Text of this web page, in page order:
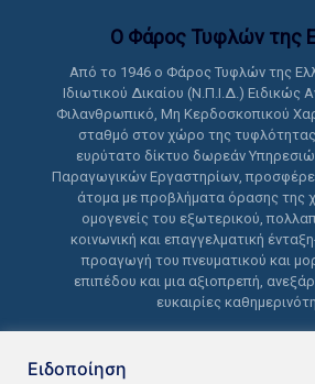
Ο Φάρος Τυφλών της
Από το 1946 ο Φάρος Τυφλών της
Ιδιωτικού Δικαίου (Ν.Π.Ι.Δ.) Ειδικώς
Φιλανθρωπικό, Μη Κερδοσκοπικού
σταθμό στον χώρο της
ευρύτατο δίκτυο δωρεάν
Παραγωγικών Εργαστηρίων,
άτομα με προβλήματα όρασης της
ομογενείς του εξωτερικού,
κοινωνική και επαγγελματική
προαγωγή του πνευματικού και
επιπέδου και μια αξιοπρεπή,
ευκαιρίες
Ειδοποίηση